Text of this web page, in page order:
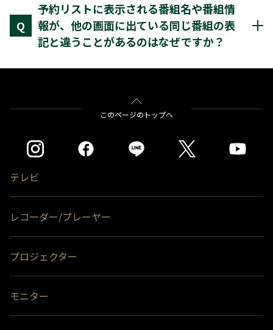
Q
予約リストに表示される番組名や番組情
報が、他の画面に出ている同じ番組の表
記と違うことがあるのはなぜですか？
ております。このため、一部で同じ番組でも表記が異なる
このページのトップへ
テレビ
レコーダー/プレーヤー
プロジェクター
モニター